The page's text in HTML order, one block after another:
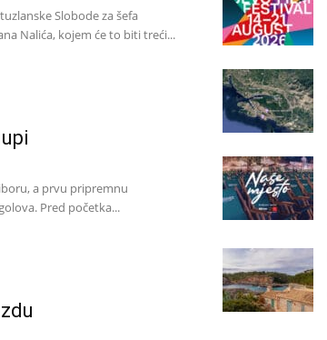
Slobode za šefa
Nalića, kojem će to biti treći...
a prvu pripremnu
Pred početka...